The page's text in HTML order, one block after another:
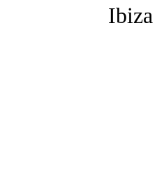
Ibiza